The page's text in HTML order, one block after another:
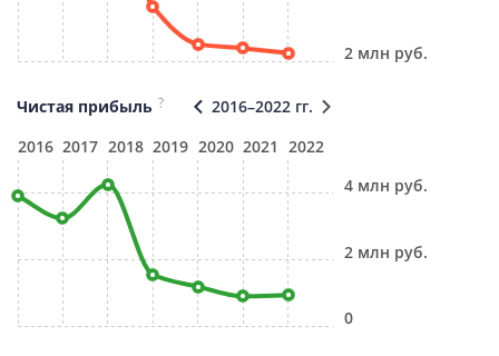
2 млн руб.
Чистая прибыль ?
2016–2022 гг.
2016 2017 2018 2019 2020 2021 2022
0
2 млн руб.
4 млн руб.